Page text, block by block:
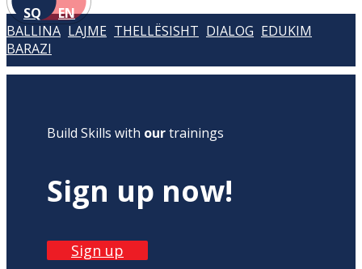
SQ EN
BALLINA LAJME THELLËSISHT DIALOG EDUKIM
BARAZI
Build Skills with ourtrainings
Sign up now!
Sign up